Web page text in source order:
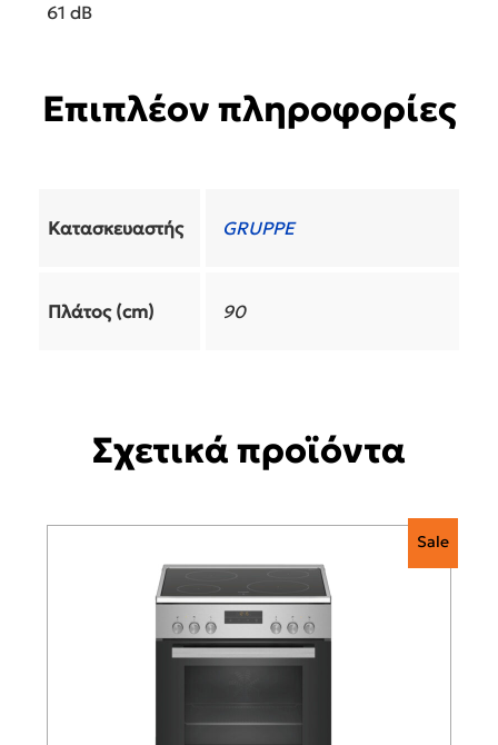
61 dB
Επιπλέον πληροφορίες
Κατασκευαστής GRUPPE
Πλάτος (cm) 90
Σχετικά προϊόντα
Sale